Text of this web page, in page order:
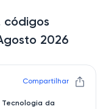
códigos
2026
Compartilhar
da